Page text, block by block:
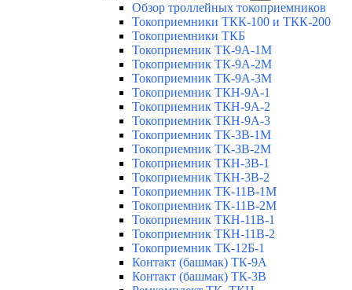
Обзор троллейных токоприемников
Токоприемники ТКК-100 и ТКК-200
Токоприемники ТКБ
Токоприемник ТК-9А-1М
Токоприемник ТК-9А-2М
Токоприемник ТК-9А-3М
Токоприемник ТКН-9А-1
Токоприемник ТКН-9А-2
Токоприемник ТКН-9А-3
Токоприемник ТК-3В-1М
Токоприемник ТК-3В-2М
Токоприемник ТКН-3В-1
Токоприемник ТКН-3В-2
Токоприемник ТК-11В-1М
Токоприемник ТК-11В-2М
Токоприемник ТКН-11В-1
Токоприемник ТКН-11В-2
Токоприемник ТК-12Б-1
Контакт (башмак) ТК-9А
Контакт (башмак) ТК-3В